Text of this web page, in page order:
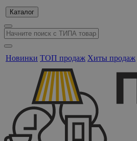
Каталог
Новинки ТОП продаж Хиты продаж